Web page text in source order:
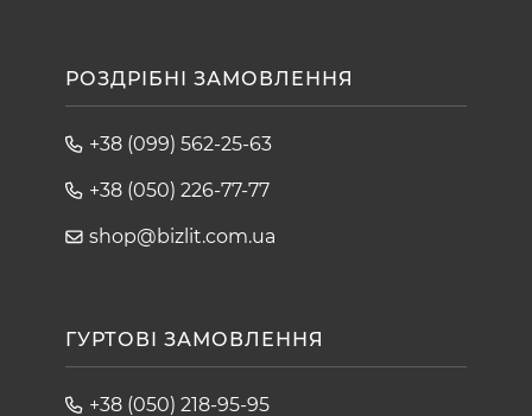
РОЗДРІБНІ ЗАМОВЛЕННЯ
+38 (099) 562-25-63
+38 (050) 226-77-77
shop@bizlit.com.ua
ГУРТОВІ ЗАМОВЛЕННЯ
+38 (050) 218-95-95